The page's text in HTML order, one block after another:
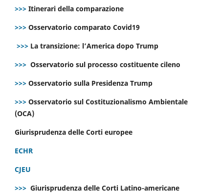
>>> Itinerari della comparazione
>>> Osservatorio comparato Covid19
>>> La transizione: l’America dopo Trump
>>> Osservatorio sul processo costituente cileno
>>> Osservatorio sulla Presidenza Trump
>>> Osservatorio sul Costituzionalismo Ambientale
(OCA)
Giurisprudenza delle Corti europee
ECHR
CJEU
>>> Giurisprudenza delle Corti Latino-americane